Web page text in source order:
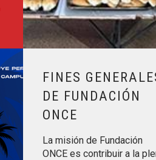
FINES
DE FUNDACIÓN
ONCE
La misión de Fundación
ONCE es contribuir a la
Leer más sobre Fines